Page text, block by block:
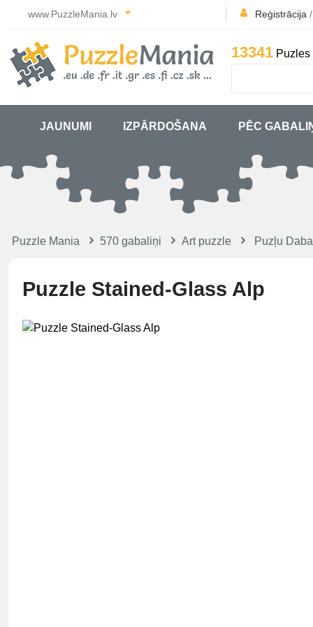
www.PuzzleMania.lv Reģistrācija /
13341 Puzles
JAUNUMI IZPĀRDOŠANA PĒC
Puzzle Mania 570 gabaliņi Art puzzle Puzļu
Puzzle Stained-Glass Alp